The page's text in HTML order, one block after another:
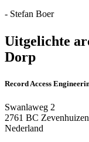
- Stefan Boer
Uitgelichte
Dorp
Record Access
Swanlaweg 2
2761 BC Zevenhuizen
Nederland